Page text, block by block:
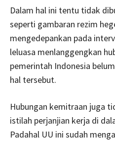
Dalam hal ini tentu tidak
seperti gambaran rezim
mengedepankan pada
leluasa menlanggengkan
pemerintah Indonesia
hal tersebut.
Hubungan kemitraan juga
istilah perjanjian kerja di
Padahal UU ini sudah